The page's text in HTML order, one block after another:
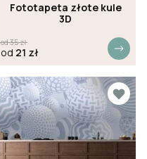
Fototapeta złote kule
3D
od35zł
od 21 zł